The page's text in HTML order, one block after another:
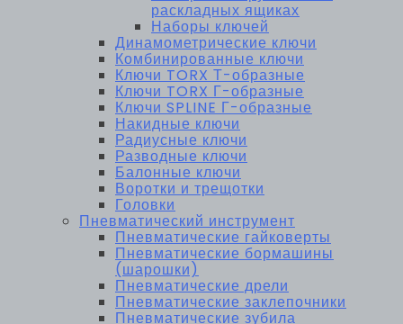
раскладных ящиках
Наборы ключей
Динамометрические ключи
Комбинированные ключи
Ключи TORX Т-образные
Ключи TORX Г-образные
Ключи SPLINE Г-образные
Накидные ключи
Радиусные ключи
Разводные ключи
Балонные ключи
Воротки и трещотки
Головки
Пневматический инструмент
Пневматические гайковерты
Пневматические бормашины
(шарошки)
Пневматические дрели
Пневматические заклепочники
Пневматические зубила